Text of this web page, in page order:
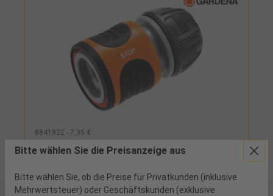
8841922 - 7,35 €
Schlauchstück 1/2"
30 verfügbar
Bitte wählen Sie die Preisanzeige aus
Bitte wählen Sie, ob die Preise für Privatkunden (inklusive
Mehrwertsteuer) oder Geschäftskunden (exklusive